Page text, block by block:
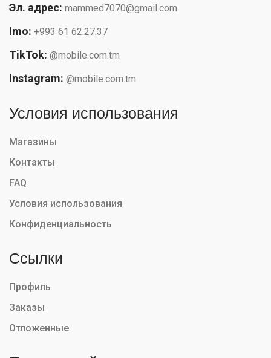
Эл. адрес: mammed7070@gmail.com
Imo: +993 61 62:27:37
TikTok: @mobile.com.tm
Instagram: @mobile.com.tm
Условия использования
Магазины
Контакты
FAQ
Условия использования
Конфиденциальность
Ссылки
Профиль
Заказы
Отложенные